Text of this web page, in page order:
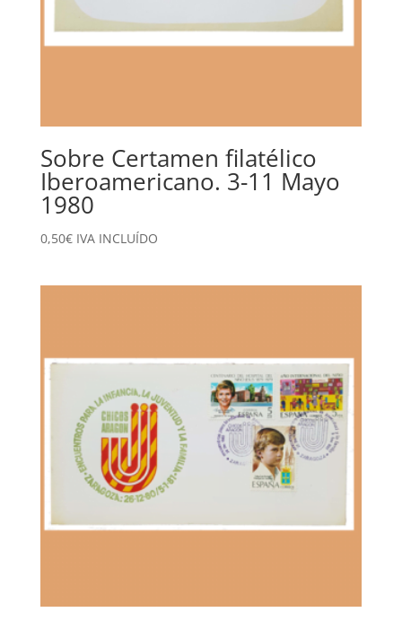
Sobre Certamen filatélico
Iberoamericano. 3-11 Mayo
1980
0,50€ IVA INCLUÍDO